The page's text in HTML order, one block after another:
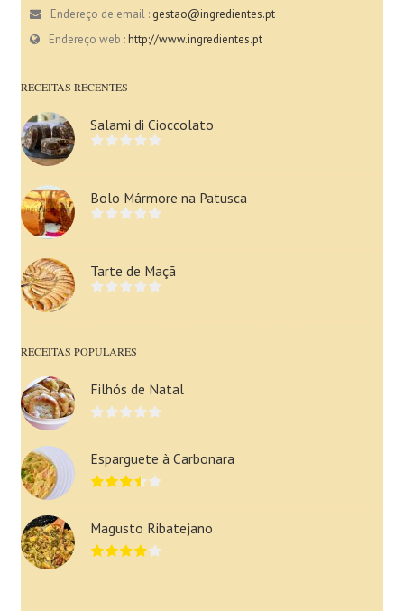
Endereço de email : gestao@ingredientes.pt
Endereço web :http://www.ingredientes.pt
RECEITAS RECENTES
Salami di Cioccolato
Bolo Mármore na Patusca
Tarte de Maçã
RECEITAS POPULARES
Filhós de Natal
Esparguete à Carbonara
Magusto Ribatejano